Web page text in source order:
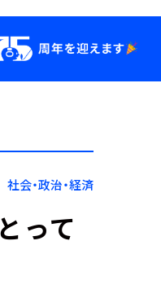
報
社会・政治・経済
って